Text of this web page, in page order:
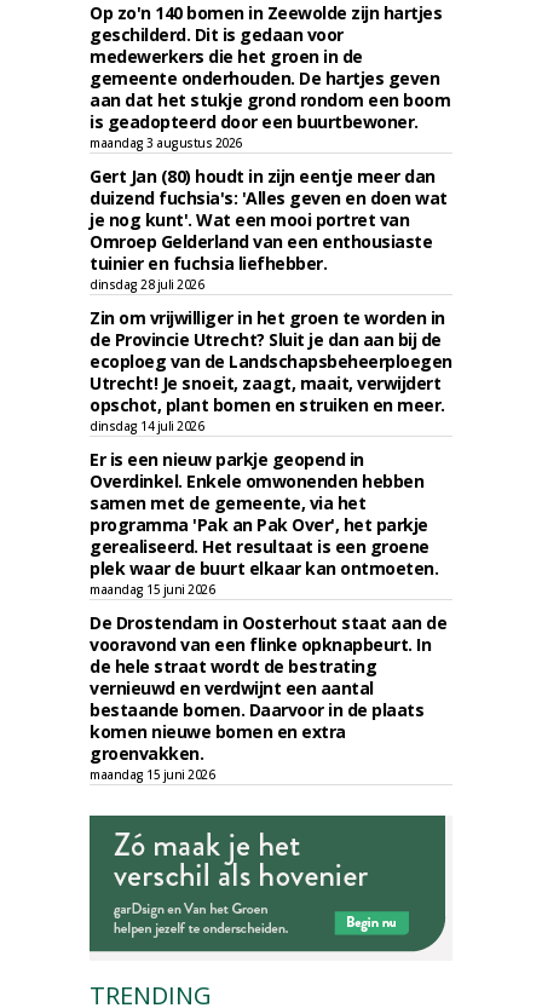
Op zo'n 140 bomen in Zeewolde zijn hartjes
geschilderd. Dit is gedaan voor
medewerkers die het groen in de
gemeente onderhouden. De hartjes geven
aan dat het stukje grond rondom een boom
is geadopteerd door een buurtbewoner.
maandag 3 augustus 2026
Gert Jan (80) houdt in zijn eentje meer dan
duizend fuchsia's: 'Alles geven en doen wat
je nog kunt'. Wat een mooi portret van
Omroep Gelderland van een enthousiaste
tuinier en fuchsia liefhebber.
dinsdag 28 juli 2026
Zin om vrijwilliger in het groen te worden in
de Provincie Utrecht? Sluit je dan aan bij de
ecoploeg van de Landschapsbeheerploegen
Utrecht! Je snoeit, zaagt, maait, verwijdert
opschot, plant bomen en struiken en meer.
dinsdag 14 juli 2026
Er is een nieuw parkje geopend in
Overdinkel. Enkele omwonenden hebben
samen met de gemeente, via het
programma 'Pak an Pak Over', het parkje
gerealiseerd. Het resultaat is een groene
plek waar de buurt elkaar kan ontmoeten.
maandag 15 juni 2026
De Drostendam in Oosterhout staat aan de
vooravond van een flinke opknapbeurt. In
de hele straat wordt de bestrating
vernieuwd en verdwijnt een aantal
bestaande bomen. Daarvoor in de plaats
komen nieuwe bomen en extra
groenvakken.
maandag 15 juni 2026
TRENDING